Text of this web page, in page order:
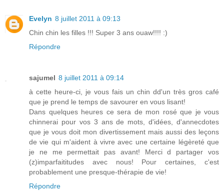
Evelyn 8 juillet 2011 à 09:13
Chin chin les filles !!! Super 3 ans ouaw!!!! :)
Répondre
sajumel 8 juillet 2011 à 09:14
à cette heure-ci, je vous fais un chin dd'un très gros café
que je prend le temps de savourer en vous lisant!
Dans quelques heures ce sera de mon rosé que je vous
chinnerai pour vos 3 ans de mots, d'idées, d'annecdotes
que je vous doit mon divertissement mais aussi des leçons
de vie qui m'aident à vivre avec une certaine légèreté que
je ne me permettait pas avant! Merci d partager vos
(z)imparfaititudes avec nous! Pour certaines, c'est
probablement une presque-thérapie de vie!
Répondre